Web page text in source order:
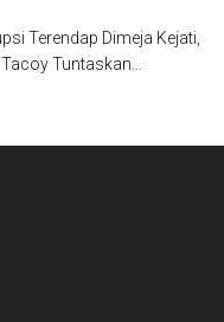
Terendap Dimeja Kejati,
Tuntaskan...